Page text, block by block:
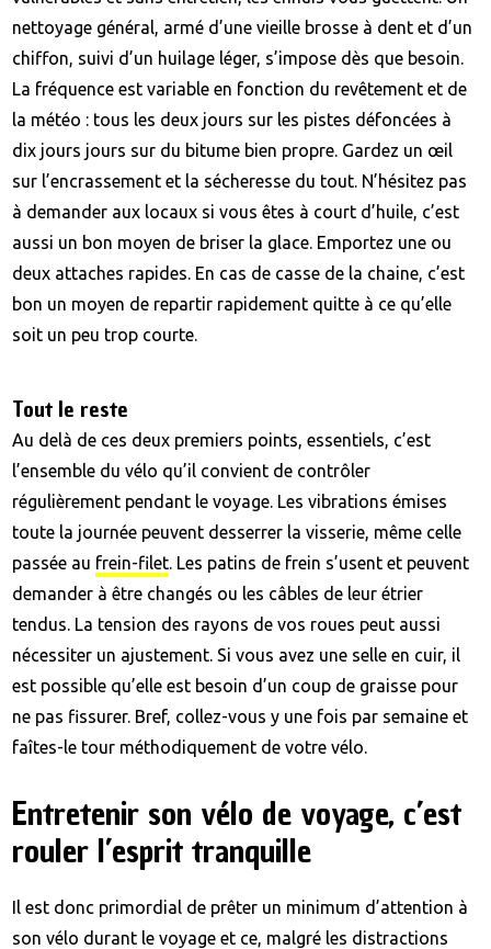
nettoyage général, armé d’une vieille brosse à dent et d’un
chiffon, suivi d’un huilage léger, s’impose dès que besoin.
La fréquence est variable en fonction du revêtement et de
la météo : tous les deux jours sur les pistes défoncées à
dix jours jours sur du bitume bien propre. Gardez un œil
sur l’encrassement et la sécheresse du tout. N’hésitez pas
à demander aux locaux si vous êtes à court d’huile, c’est
aussi un bon moyen de briser la glace. Emportez une ou
deux attaches rapides. En cas de casse de la chaine, c’est
bon un moyen de repartir rapidement quitte à ce qu’elle
soit un peu trop courte.
Tout le reste
Au delà de ces deux premiers points, essentiels, c’est
l’ensemble du vélo qu’il convient de contrôler
régulièrement pendant le voyage. Les vibrations émises
toute la journée peuvent desserrer la visserie, même celle
passée au frein-filet. Les patins de frein s’usent et peuvent
demander à être changés ou les câbles de leur étrier
tendus. La tension des rayons de vos roues peut aussi
nécessiter un ajustement. Si vous avez une selle en cuir, il
est possible qu’elle est besoin d’un coup de graisse pour
ne pas fissurer. Bref, collez-vous y une fois par semaine et
faîtes-le tour méthodiquement de votre vélo.
Entretenir son vélo de voyage, c’est
rouler l’esprit tranquille
Il est donc primordial de prêter un minimum d’attention à
son vélo durant le voyage et ce, malgré les distractions